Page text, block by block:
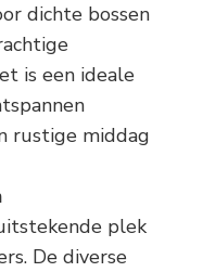
dichte bossen
is een ideale
rustige middag
plek
De diverse